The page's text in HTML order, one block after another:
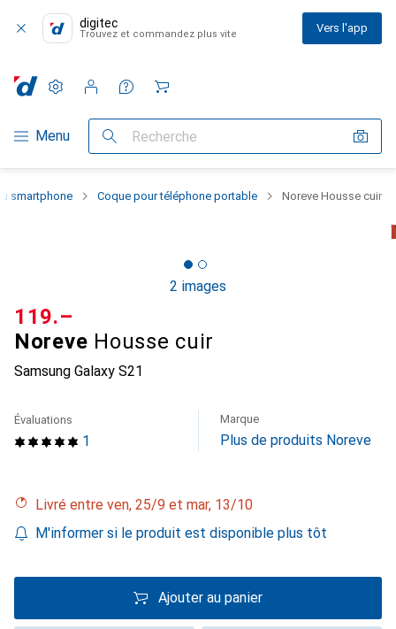
digitec
Trouvez et commandez plus vite Vers l'app
Navigation par catégorie
Menu Recherche
Paramètres
Compte client
Listes de comparaison
Listes d'envies
Panier
smartphone Coque pour téléphone portable Noreve Housse cuir
2 images
Noreve Housse cuir
Samsung Galaxy S21
CHF
119.–
1
Évaluations Marque
Plus de produits Noreve
Livré entre ven, 25/9 et mar, 13/10
M'informer si le produit est disponible plus tôt
Ajouter au panier